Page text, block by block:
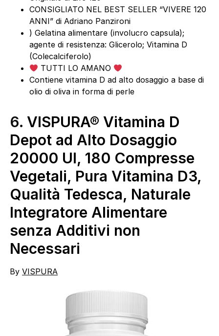
CONSIGLIATO NEL BEST SELLER “VIVERE 120
ANNI” di Adriano Panzironi
) Gelatina alimentare (involucro capsula);
agente di resistenza: Glicerolo; Vitamina D
(Colecalciferolo)
TUTTI LO AMANO
Contiene vitamina D ad alto dosaggio a base di
olio di oliva in forma di perle
6. VISPURA® Vitamina D
Depot ad Alto Dosaggio
20000 UI, 180 Compresse
Vegetali, Pura Vitamina D3,
Qualità Tedesca, Naturale
Integratore Alimentare
senza Additivi non
Necessari
By VISPURA